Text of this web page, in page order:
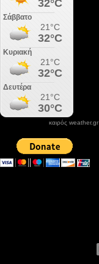
καιρός weather.gr